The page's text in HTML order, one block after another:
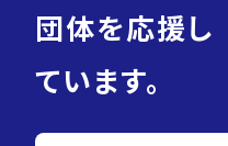
団体を応援し
ています。